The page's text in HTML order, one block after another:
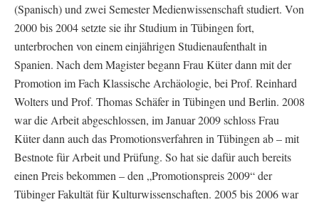
(Spanisch) und zwei Semester Medienwissenschaft studiert. Von
2000 bis 2004 setzte sie ihr Studium in Tübingen fort,
unterbrochen von einem einjährigen Studienaufenthalt in
Spanien. Nach dem Magister begann Frau Küter dann mit der
Promotion im Fach Klassische Archäologie, bei Prof. Reinhard
Wolters und Prof. Thomas Schäfer in Tübingen und Berlin. 2008
war die Arbeit abgeschlossen, im Januar 2009 schloss Frau
Küter dann auch das Promotionsverfahren in Tübingen ab – mit
Bestnote für Arbeit und Prüfung. So hat sie dafür auch bereits
einen Preis bekommen – den „Promotionspreis 2009“ der
Tübinger Fakultät für Kulturwissenschaften. 2005 bis 2006 war